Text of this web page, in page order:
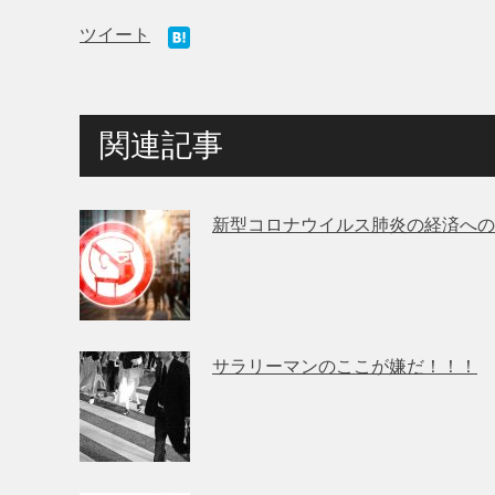
ツイート
関連記事
新型コロナウイルス肺炎の経済へ
サラリーマンのここが嫌だ！！！